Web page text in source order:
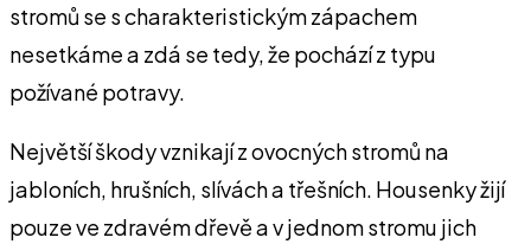
stromů se s charakteristickým zápachem
nesetkáme a zdá se tedy, že pochází z typu
požívané potravy.
Největší škody vznikají z ovocných stromů na
jabloních, hrušních, slívách a třešních. Housenky žijí
pouze ve zdravém dřevě a v jednom stromu jich